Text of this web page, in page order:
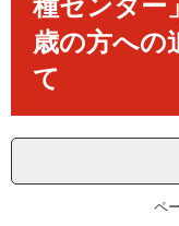
種センター
歳の方への
て
ペ